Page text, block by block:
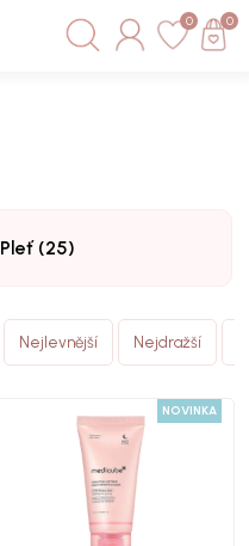
0 0
Pleť (25)
Nejlevnější Nejdražší
NOVINKA